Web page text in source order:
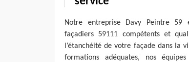
Notre entreprise Davy Peintre 59
façadiers 59111 compétents et
l’étanchéité de votre façade dans la
formations adéquates, nos